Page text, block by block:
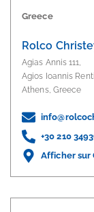
Greece
Rolco
Agias Annis 111,
Agios Ioannis
Athens, Greece
+30 210
Afficher sur